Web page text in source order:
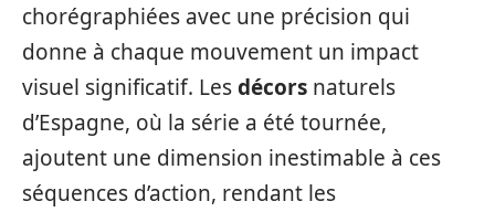
chorégraphiées avec une précision qui
donne à chaque mouvement un impact
visuel significatif. Lesdécors naturels
d’Espagne, où la série a été tournée,
ajoutent une dimension inestimable à ces
séquences d’action, rendant les